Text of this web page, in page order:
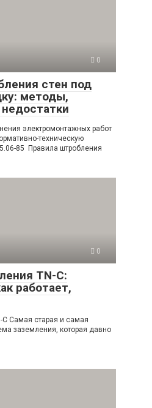
0
стен под
методы,
электромонтажных работ
техническую
85 Правила штробления
0
TN-C:
работает,
Самая старая и самая
заземления, которая давно